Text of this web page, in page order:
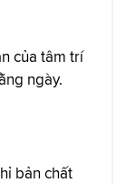
của tâm trí
ngày.
bản chất